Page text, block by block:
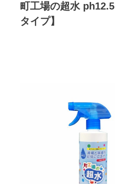
町工場の超水
タイプ】